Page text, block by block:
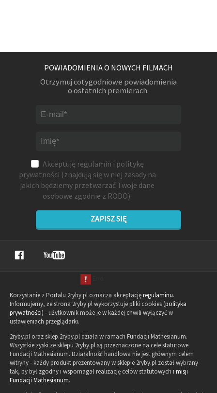
POWIADOMIENIA O NOWYCH FILMACH
Otrzymuj cotygodniowe powiadomienia
o ostatnich premierach.
Akceptuję regulamin i politykę
prywatności (znajdują się w niej zasady na
jakich będziemy przetwarzać Twoje dane
osobowe zgodnie z RODO).
ZAPISZ SIĘ
Korzystanie z Portalu 2ryby.pl oznacza akceptacjęregulaminu.
Informujemy, że strona 2ryby.pl wykorzystuje pliki cookies (polityka
prywatności) - użytkownik może je w każdej chwili wyłączyć w
ustawieniach przeglądarki.
2ryby.pl oraz sklep.2ryby.pl działa w ramach Fundacji Mathesianum.
Wszystkie zyski ze sklepu 2ryby.pl są przeznaczone na cele statutowe
Fundacji Mathesianum. Działalność handlowa nie jest głównym celem
witryny - każdy produkt prezentowany w sklepie 2ryby.pl został wybrany
tak, by był zgodny i wspomagał realizację celów statutowych i misji
Fundacji Mathesianum.